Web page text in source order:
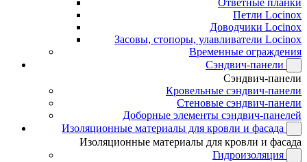
Ответные планки
Петли Locinox
Доводчики Locinox
Засовы, стопоры, улавливатели Locinox
Временные ограждения
Сэндвич-панели
Сэндвич-панели
Кровельные сэндвич-панели
Стеновые сэндвич-панели
Доборные элементы сэндвич-панелей
Изоляционные материалы для кровли и фасада
Изоляционные материалы для кровли и фасада
Гидроизоляция